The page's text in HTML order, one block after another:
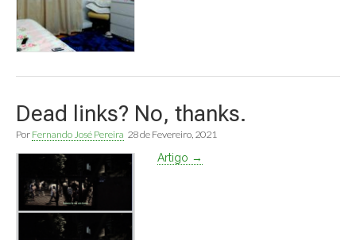
Dead links? No, thanks.
Por Fernando José Pereira 28 de Fevereiro, 2021
Artigo →